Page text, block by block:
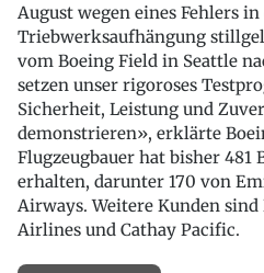
August wegen eines Fehlers in
Triebwerksaufhängung
vom Boeing Field in Seattle
setzen unser rigoroses
Sicherheit, Leistung und
demonstrieren», erklärte
Flugzeugbauer hat bisher 481
erhalten, darunter 170 von
Airways. Weitere Kunden
Airlines und Cathay Pacific.